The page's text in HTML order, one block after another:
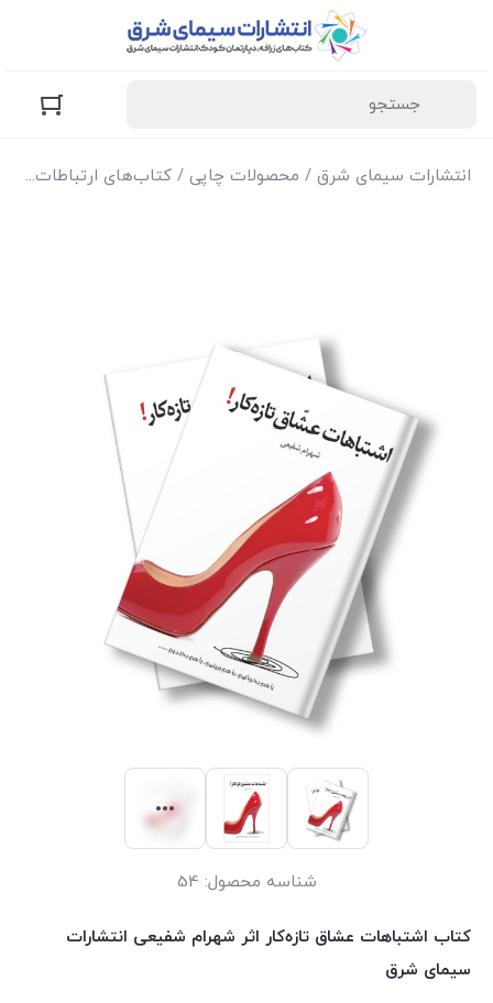
انتشارات سیمای شرق / محصولات چاپی / کتاب‌های ارتباطات/
شناسه محصول: 54
کتاب اشتباهات عشاق تازه‌کار اثر شهرام شفیعی انتشارات
سیمای شرق